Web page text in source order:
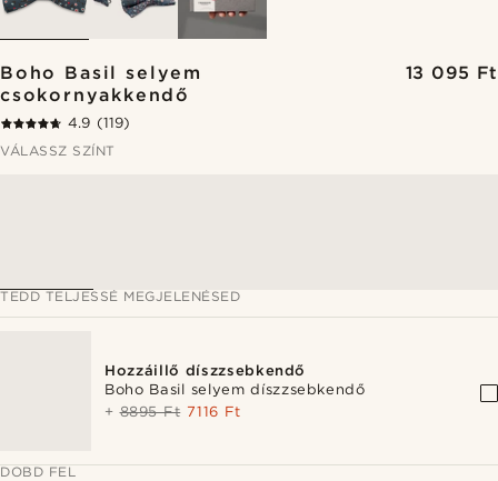
Boho Basil selyem
csokornyakkendő
13 095 Ft
4.9 (119)
VÁLASSZ SZÍNT
TEDD TELJESSÉ MEGJELENÉSED
Hozzáillő díszzsebkendő
Boho Basil selyem díszzsebkendő
+8895 Ft 7116 Ft
DOBD FEL